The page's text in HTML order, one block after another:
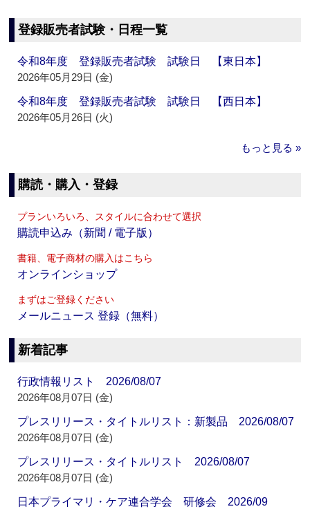
登録販売者試験・日程一覧
令和8年度 登録販売者試験 試験日 【東日本】
2026年05月29日 (金)
令和8年度 登録販売者試験 試験日 【西日本】
2026年05月26日 (火)
もっと見る »
購読・購入・登録
プランいろいろ、スタイルに合わせて選択
購読申込み（新聞 / 電子版）
書籍、電子商材の購入はこちら
オンラインショップ
まずはご登録ください
メールニュース 登録（無料）
新着記事
行政情報リスト 2026/08/07
2026年08月07日 (金)
プレスリリース・タイトルリスト：新製品 2026/08/07
2026年08月07日 (金)
プレスリリース・タイトルリスト 2026/08/07
2026年08月07日 (金)
日本プライマリ・ケア連合学会 研修会 2026/09